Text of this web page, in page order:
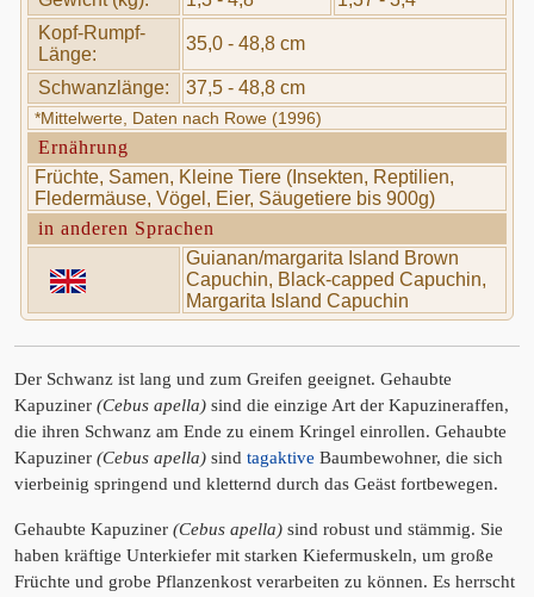
Kopf-Rumpf-
Länge:
35,0 - 48,8 cm
Schwanzlänge: 37,5 - 48,8 cm
*Mittelwerte, Daten nach Rowe (1996)
Ernährung
Früchte, Samen, Kleine Tiere (Insekten, Reptilien,
Fledermäuse, Vögel, Eier, Säugetiere bis 900g)
in anderen Sprachen
Guianan/margarita Island Brown
Capuchin, Black-capped Capuchin,
Margarita Island Capuchin
Der Schwanz ist lang und zum Greifen geeignet. Gehaubte
Kapuziner (Cebus apella) sind die einzige Art der Kapuzineraffen,
die ihren Schwanz am Ende zu einem Kringel einrollen. Gehaubte
Kapuziner (Cebus apella) sind tagaktive Baumbewohner, die sich
vierbeinig springend und kletternd durch das Geäst fortbewegen.
Gehaubte Kapuziner (Cebus apella) sind robust und stämmig. Sie
haben kräftige Unterkiefer mit starken Kiefermuskeln, um große
Früchte und grobe Pflanzenkost verarbeiten zu können. Es herrscht